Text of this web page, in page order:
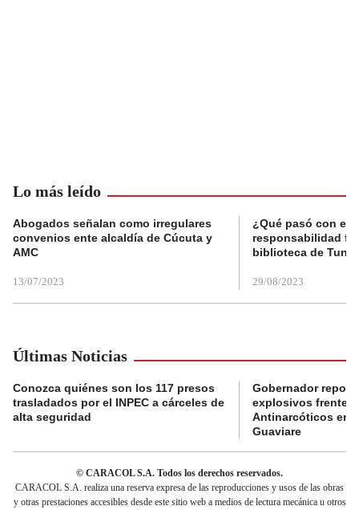
Lo más leído
Abogados señalan como irregulares
convenios ente alcaldía de Cúcuta y
AMC
13/07/2023
¿Qué pasó con el
responsabilidad
biblioteca de
29/08/2023
Últimas Noticias
Conozca quiénes son los 117 presos
trasladados por el INPEC a cárceles de
alta seguridad
Gobernador
explosivos frente a
Antinarcóticos en
Guaviare
© CARACOL S.A. Todos los derechos reservados.
CARACOL S.A. realiza una reserva expresa de las reproducciones y usos de las obras
y otras prestaciones accesibles desde este sitio web a medios de lectura mecánica u otros